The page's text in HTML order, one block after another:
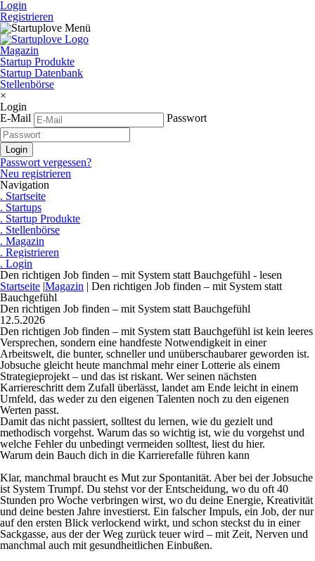
Login
Registrieren
Magazin
Startup Produkte
Startup Datenbank
Stellenbörse
×
Login
E-Mail
Passwort
Passwort vergessen?
Neu registrieren
Navigation
. Startseite
. Startups
. Startup Produkte
. Stellenbörse
. Magazin
. Registrieren
. Login
Den richtigen Job finden – mit System statt Bauchgefühl - lesen
Startseite |Magazin | Den richtigen Job finden – mit System statt
Bauchgefühl
Den richtigen Job finden – mit System statt Bauchgefühl
12.5.2026
Den richtigen Job finden – mit System statt Bauchgefühl ist kein leeres
Versprechen, sondern eine handfeste Notwendigkeit in einer
Arbeitswelt, die bunter, schneller und unüberschaubarer geworden ist.
Jobsuche gleicht heute manchmal mehr einer Lotterie als einem
Strategieprojekt – und das ist riskant. Wer seinen nächsten
Karriereschritt dem Zufall überlässt, landet am Ende leicht in einem
Umfeld, das weder zu den eigenen Talenten noch zu den eigenen
Werten passt.
Damit das nicht passiert, solltest du lernen, wie du gezielt und
methodisch vorgehst. Warum das so wichtig ist, wie du vorgehst und
welche Fehler du unbedingt vermeiden solltest, liest du hier.
Warum dein Bauch dich in die Karrierefalle führen kann
Klar, manchmal braucht es Mut zur Spontanität. Aber bei der Jobsuche
ist System Trumpf. Du stehst vor der Entscheidung, wo du oft 40
Stunden pro Woche verbringen wirst, wo du deine Energie, Kreativität
und deine besten Jahre investierst. Ein falscher Impuls, ein Job, der nur
auf den ersten Blick verlockend wirkt, und schon steckst du in einer
Sackgasse, aus der der Weg zurück teuer wird – mit Zeit, Nerven und
manchmal auch mit gesundheitlichen Einbußen.